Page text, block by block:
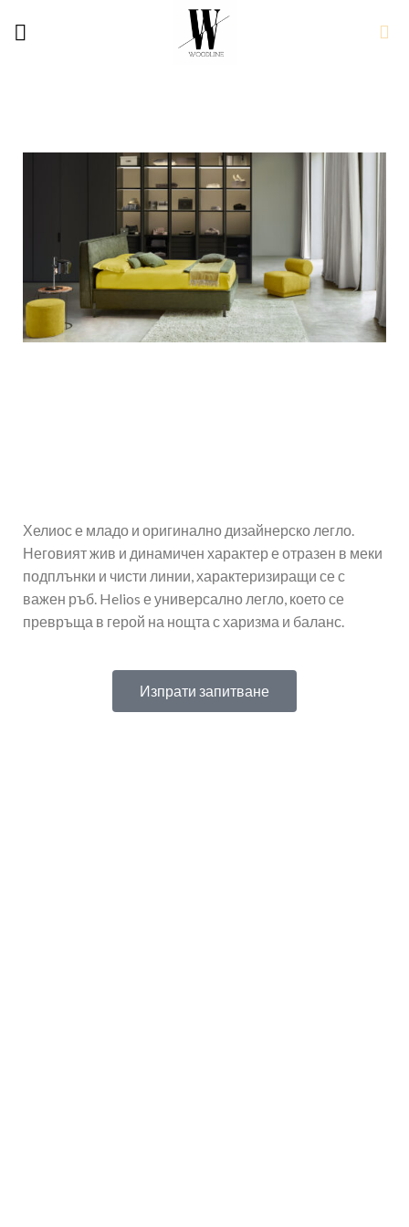
Хелиос е младо и оригинално дизайнерско легло.
Неговият жив и динамичен характер е отразен в меки
подплънки и чисти линии, характеризиращи се с
важен ръб. Helios е универсално легло, което се
превръща в герой на нощта с харизма и баланс.
Изпрати запитване